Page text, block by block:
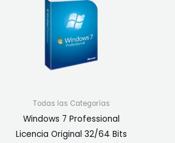
Todas las Categorías
Windows 7 Professional
Licencia Original 32/64 Bits